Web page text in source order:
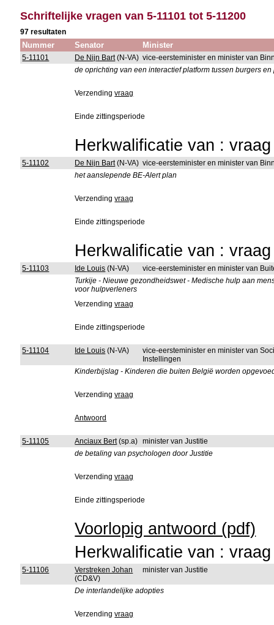
Schriftelijke vragen van 5-11101 tot 5-11200
97 resultaten
Nummer Senator Minister
5-11101 De Nijn Bart(N-VA) vice-eersteminister en minister van
de oprichting van een interactief platform tussen burgers
Verzendingvraag
Einde zittingsperiode
Herkwalificatie van :
5-11102 De Nijn Bart(N-VA) vice-eersteminister en minister van
het aanslepende BE-Alert plan
Verzendingvraag
Einde zittingsperiode
Herkwalificatie van :
5-11103 Ide Louis (N-VA)
vice-eersteminister en minister van
Turkije - Nieuwe gezondheidswet - Medische hulp aan
voor hulpverleners
Verzendingvraag
Einde zittingsperiode
5-11104 Ide Louis (N-VA)
vice-eersteminister en minister van
Instellingen
Kinderbijslag - Kinderen die buiten België worden
Verzendingvraag
Antwoord
5-11105 Anciaux Bert(sp.a) minister van Justitie
de betaling van psychologen door Justitie
Verzendingvraag
Einde zittingsperiode
Voorlopig antwoord (pdf)
Herkwalificatie van :
5-11106
Verstreken Johan
(CD&V)
minister van Justitie
De interlandelijke adopties
Verzendingvraag